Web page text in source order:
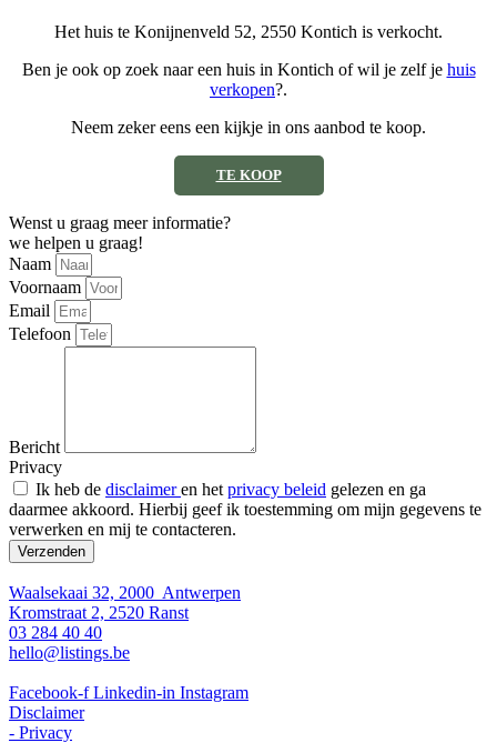
Het huis te Konijnenveld 52, 2550 Kontich is verkocht.
Ben je ook op zoek naar een huis in Kontich of wil je zelf je huis
verkopen?.
Neem zeker eens een kijkje in ons aanbod te koop.
TE KOOP
Wenst u graag meer informatie?
we helpen u graag!
Naam
Voornaam
Email
Telefoon
Bericht
Privacy
Ik heb de disclaimeren het privacy beleid gelezen en ga
daarmee akkoord. Hierbij geef ik toestemming om mijn gegevens te
verwerken en mij te contacteren.
Verzenden
Waalsekaai 32, 2000 Antwerpen
Kromstraat 2, 2520 Ranst
03 284 40 40
hello@listings.be
Facebook-f Linkedin-in Instagram
Disclaimer
- Privacy